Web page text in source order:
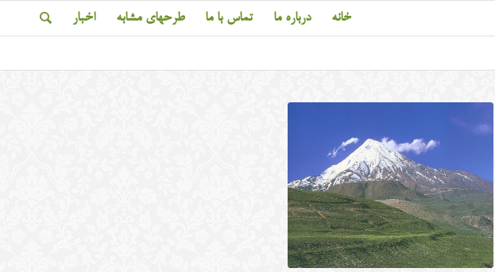
خانه درباره ما تماس با ما طرحهای مشابه اخبار